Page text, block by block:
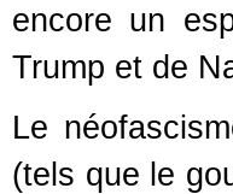
encore un
Trump et de
Le
(tels que le